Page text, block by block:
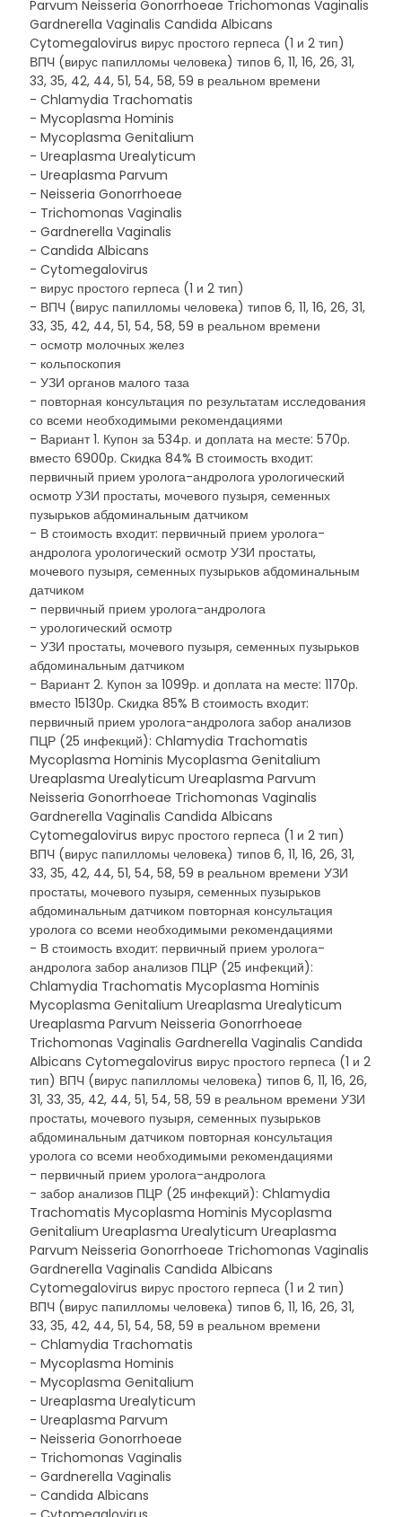
Parvum Neisseria Gonorrhoeae Trichomonas Vaginalis
Gardnerella Vaginalis Candida Albicans
Cytomegalovirus вирус простого герпеса (1 и 2 тип)
ВПЧ (вирус папилломы человека) типов 6, 11, 16, 26, 31,
33, 35, 42, 44, 51, 54, 58, 59 в реальном времени
- Chlamydia Trachomatis
- Mycoplasma Hominis
- Mycoplasma Genitalium
- Ureaplasma Urealyticum
- Ureaplasma Parvum
- Neisseria Gonorrhoeae
- Trichomonas Vaginalis
- Gardnerella Vaginalis
- Candida Albicans
- Cytomegalovirus
- вирус простого герпеса (1 и 2 тип)
- ВПЧ (вирус папилломы человека) типов 6, 11, 16, 26, 31,
33, 35, 42, 44, 51, 54, 58, 59 в реальном времени
- осмотр молочных желез
- кольпоскопия
- УЗИ органов малого таза
- повторная консультация по результатам исследования
со всеми необходимыми рекомендациями
- Вариант 1. Купон за 534р. и доплата на месте: 570р.
вместо 6900р. Скидка 84% В стоимость входит:
первичный прием уролога-андролога урологический
осмотр УЗИ простаты, мочевого пузыря, семенных
пузырьков абдоминальным датчиком
- В стоимость входит: первичный прием уролога-
андролога урологический осмотр УЗИ простаты,
мочевого пузыря, семенных пузырьков абдоминальным
датчиком
- первичный прием уролога-андролога
- урологический осмотр
- УЗИ простаты, мочевого пузыря, семенных пузырьков
абдоминальным датчиком
- Вариант 2. Купон за 1099р. и доплата на месте: 1170р.
вместо 15130р. Скидка 85% В стоимость входит:
первичный прием уролога-андролога забор анализов
ПЦР (25 инфекций): Chlamydia Trachomatis
Mycoplasma Hominis Mycoplasma Genitalium
Ureaplasma Urealyticum Ureaplasma Parvum
Neisseria Gonorrhoeae Trichomonas Vaginalis
Gardnerella Vaginalis Candida Albicans
Cytomegalovirus вирус простого герпеса (1 и 2 тип)
ВПЧ (вирус папилломы человека) типов 6, 11, 16, 26, 31,
33, 35, 42, 44, 51, 54, 58, 59 в реальном времени УЗИ
простаты, мочевого пузыря, семенных пузырьков
абдоминальным датчиком повторная консультация
уролога со всеми необходимыми рекомендациями
- В стоимость входит: первичный прием уролога-
андролога забор анализов ПЦР (25 инфекций):
Chlamydia Trachomatis Mycoplasma Hominis
Mycoplasma Genitalium Ureaplasma Urealyticum
Ureaplasma Parvum Neisseria Gonorrhoeae
Trichomonas Vaginalis Gardnerella Vaginalis Candida
Albicans Cytomegalovirus вирус простого герпеса (1 и 2
тип) ВПЧ (вирус папилломы человека) типов 6, 11, 16, 26,
31, 33, 35, 42, 44, 51, 54, 58, 59 в реальном времени УЗИ
простаты, мочевого пузыря, семенных пузырьков
абдоминальным датчиком повторная консультация
уролога со всеми необходимыми рекомендациями
- первичный прием уролога-андролога
- забор анализов ПЦР (25 инфекций): Chlamydia
Trachomatis Mycoplasma Hominis Mycoplasma
Genitalium Ureaplasma Urealyticum Ureaplasma
Parvum Neisseria Gonorrhoeae Trichomonas Vaginalis
Gardnerella Vaginalis Candida Albicans
Cytomegalovirus вирус простого герпеса (1 и 2 тип)
ВПЧ (вирус папилломы человека) типов 6, 11, 16, 26, 31,
33, 35, 42, 44, 51, 54, 58, 59 в реальном времени
- Chlamydia Trachomatis
- Mycoplasma Hominis
- Mycoplasma Genitalium
- Ureaplasma Urealyticum
- Ureaplasma Parvum
- Neisseria Gonorrhoeae
- Trichomonas Vaginalis
- Gardnerella Vaginalis
- Candida Albicans